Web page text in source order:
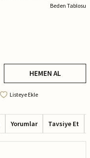
Beden Tablosu
HEMEN AL
Listeye Ekle
Yorumlar Tavsiye Et